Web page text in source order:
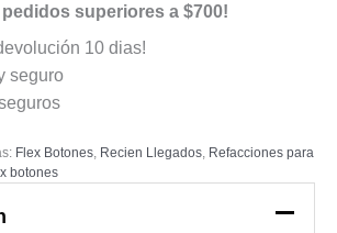
superiores a $700!
10 dias!
seguro
Flex Botones, Recien Llegados, Refacciones para
botones